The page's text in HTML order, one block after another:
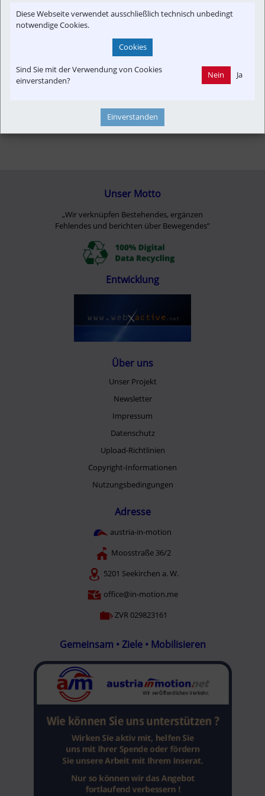
Unser Motto
„Wir verknüpfen Bestehendes, ergänzen
Fehlendes und berichten über Bewegendes”
Entwicklung
Über uns
Unser Projekt
Newsletter
Impressum
Datenschutz
Upload-Richtlinien
Copyright-Informationen
Nutzungsbedingungen
Adresse
austria-in-motion
Moosstraße 36/2
5201 Seekirchen a. W.
office@in-motion.me
ZVR 029823161
Gemeinsam • Ziele • Mobilisieren
Diese Webseite verwendet ausschließlich technisch unbedingt
notwendige Cookies.
Cookies
Sind Sie mit der Verwendung von Cookies
einverstanden?
Nein Ja
Einverstanden